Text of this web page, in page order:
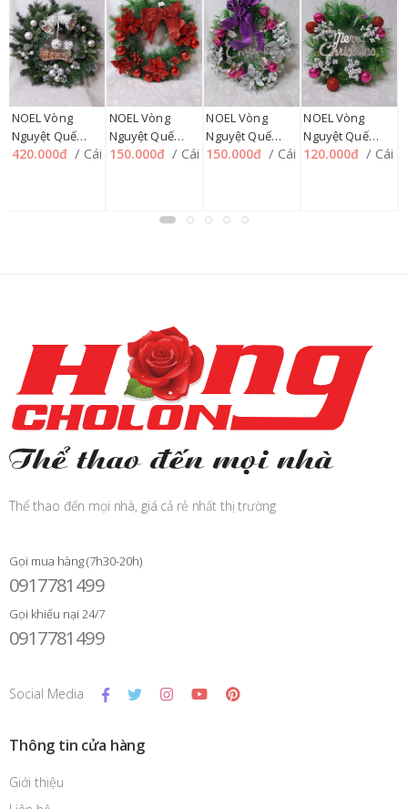
NOEL Vòng
Nguyệt Quế
70cm SP012357
420.000đ / Cái
NOEL Vòng
Nguyệt Quế
40cm SP012358,
150.000đ / Cái
NOEL Vòng
Nguyệt Quế
35cm SP012359
150.000đ / Cái
NOEL Vòng
Nguyệt Quế
30cm SP012360
120.000đ / Cái
Thể thao đến mọi nhà, giá cả rẻ nhất thị trường
Gọi mua hàng (7h30-20h)
0917781499
Gọi khiếu nại 24/7
0917781499
Social Media
Thông tin cửa hàng
Giới thiệu